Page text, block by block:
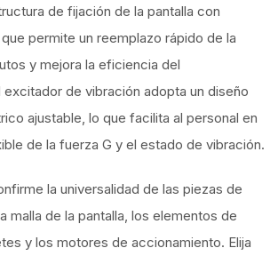
de fijación de la pantalla con
permite un reemplazo rápido de la
y mejora la eficiencia del
excitador de vibración adopta un diseño
ajustable, lo que facilita al personal en
de la fuerza G y el estado de vibración.
la universalidad de las piezas de
malla de la pantalla, los elementos de
y los motores de accionamiento. Elija